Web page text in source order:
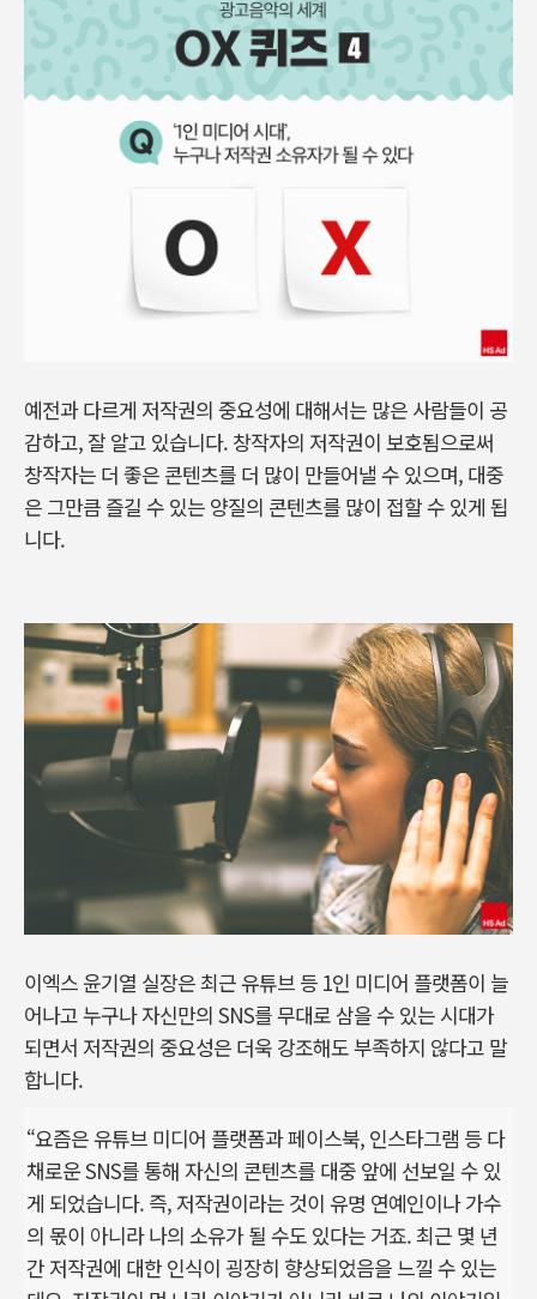
예전과 다르게 저작권의 중요성에 대해서는 많은 사람들이 공
감하고, 잘 알고 있습니다. 창작자의 저작권이 보호됨으로써
창작자는 더 좋은 콘텐츠를 더 많이 만들어낼 수 있으며, 대중
은 그만큼 즐길 수 있는 양질의 콘텐츠를 많이 접할 수 있게 됩
니다.
이엑스 윤기열 실장은 최근 유튜브 등 1인 미디어 플랫폼이 늘
어나고 누구나 자신만의 SNS를 무대로 삼을 수 있는 시대가
되면서 저작권의 중요성은 더욱 강조해도 부족하지 않다고 말
합니다.
“요즘은 유튜브 미디어 플랫폼과 페이스북, 인스타그램 등 다
채로운 SNS를 통해 자신의 콘텐츠를 대중 앞에 선보일 수 있
게 되었습니다. 즉, 저작권이라는 것이 유명 연예인이나 가수
의 몫이 아니라 나의 소유가 될 수도 있다는 거죠. 최근 몇 년
간 저작권에 대한 인식이 굉장히 향상되었음을 느낄 수 있는